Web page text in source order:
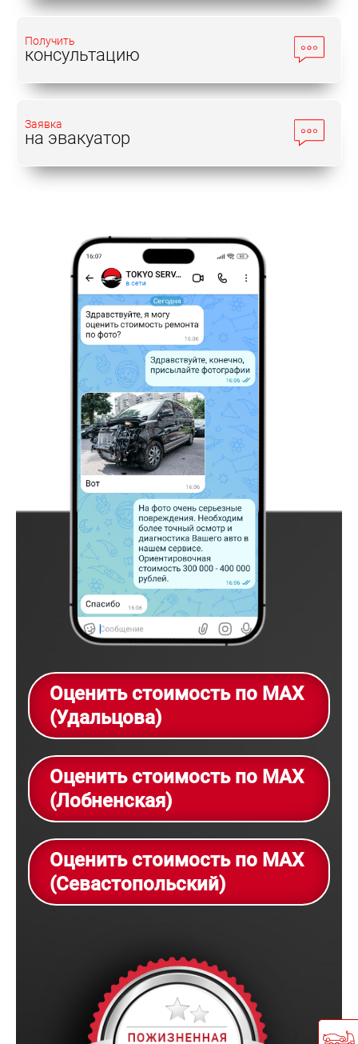
Получить
консультацию
Заявка
на эвакуатор
Оценить стоимость по MAX
(Удальцова)
Оценить стоимость по MAX
(Лобненская)
Оценить стоимость по MAX
(Севастопольский)